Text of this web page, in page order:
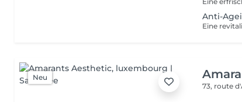
Anti-
Neu
73, route